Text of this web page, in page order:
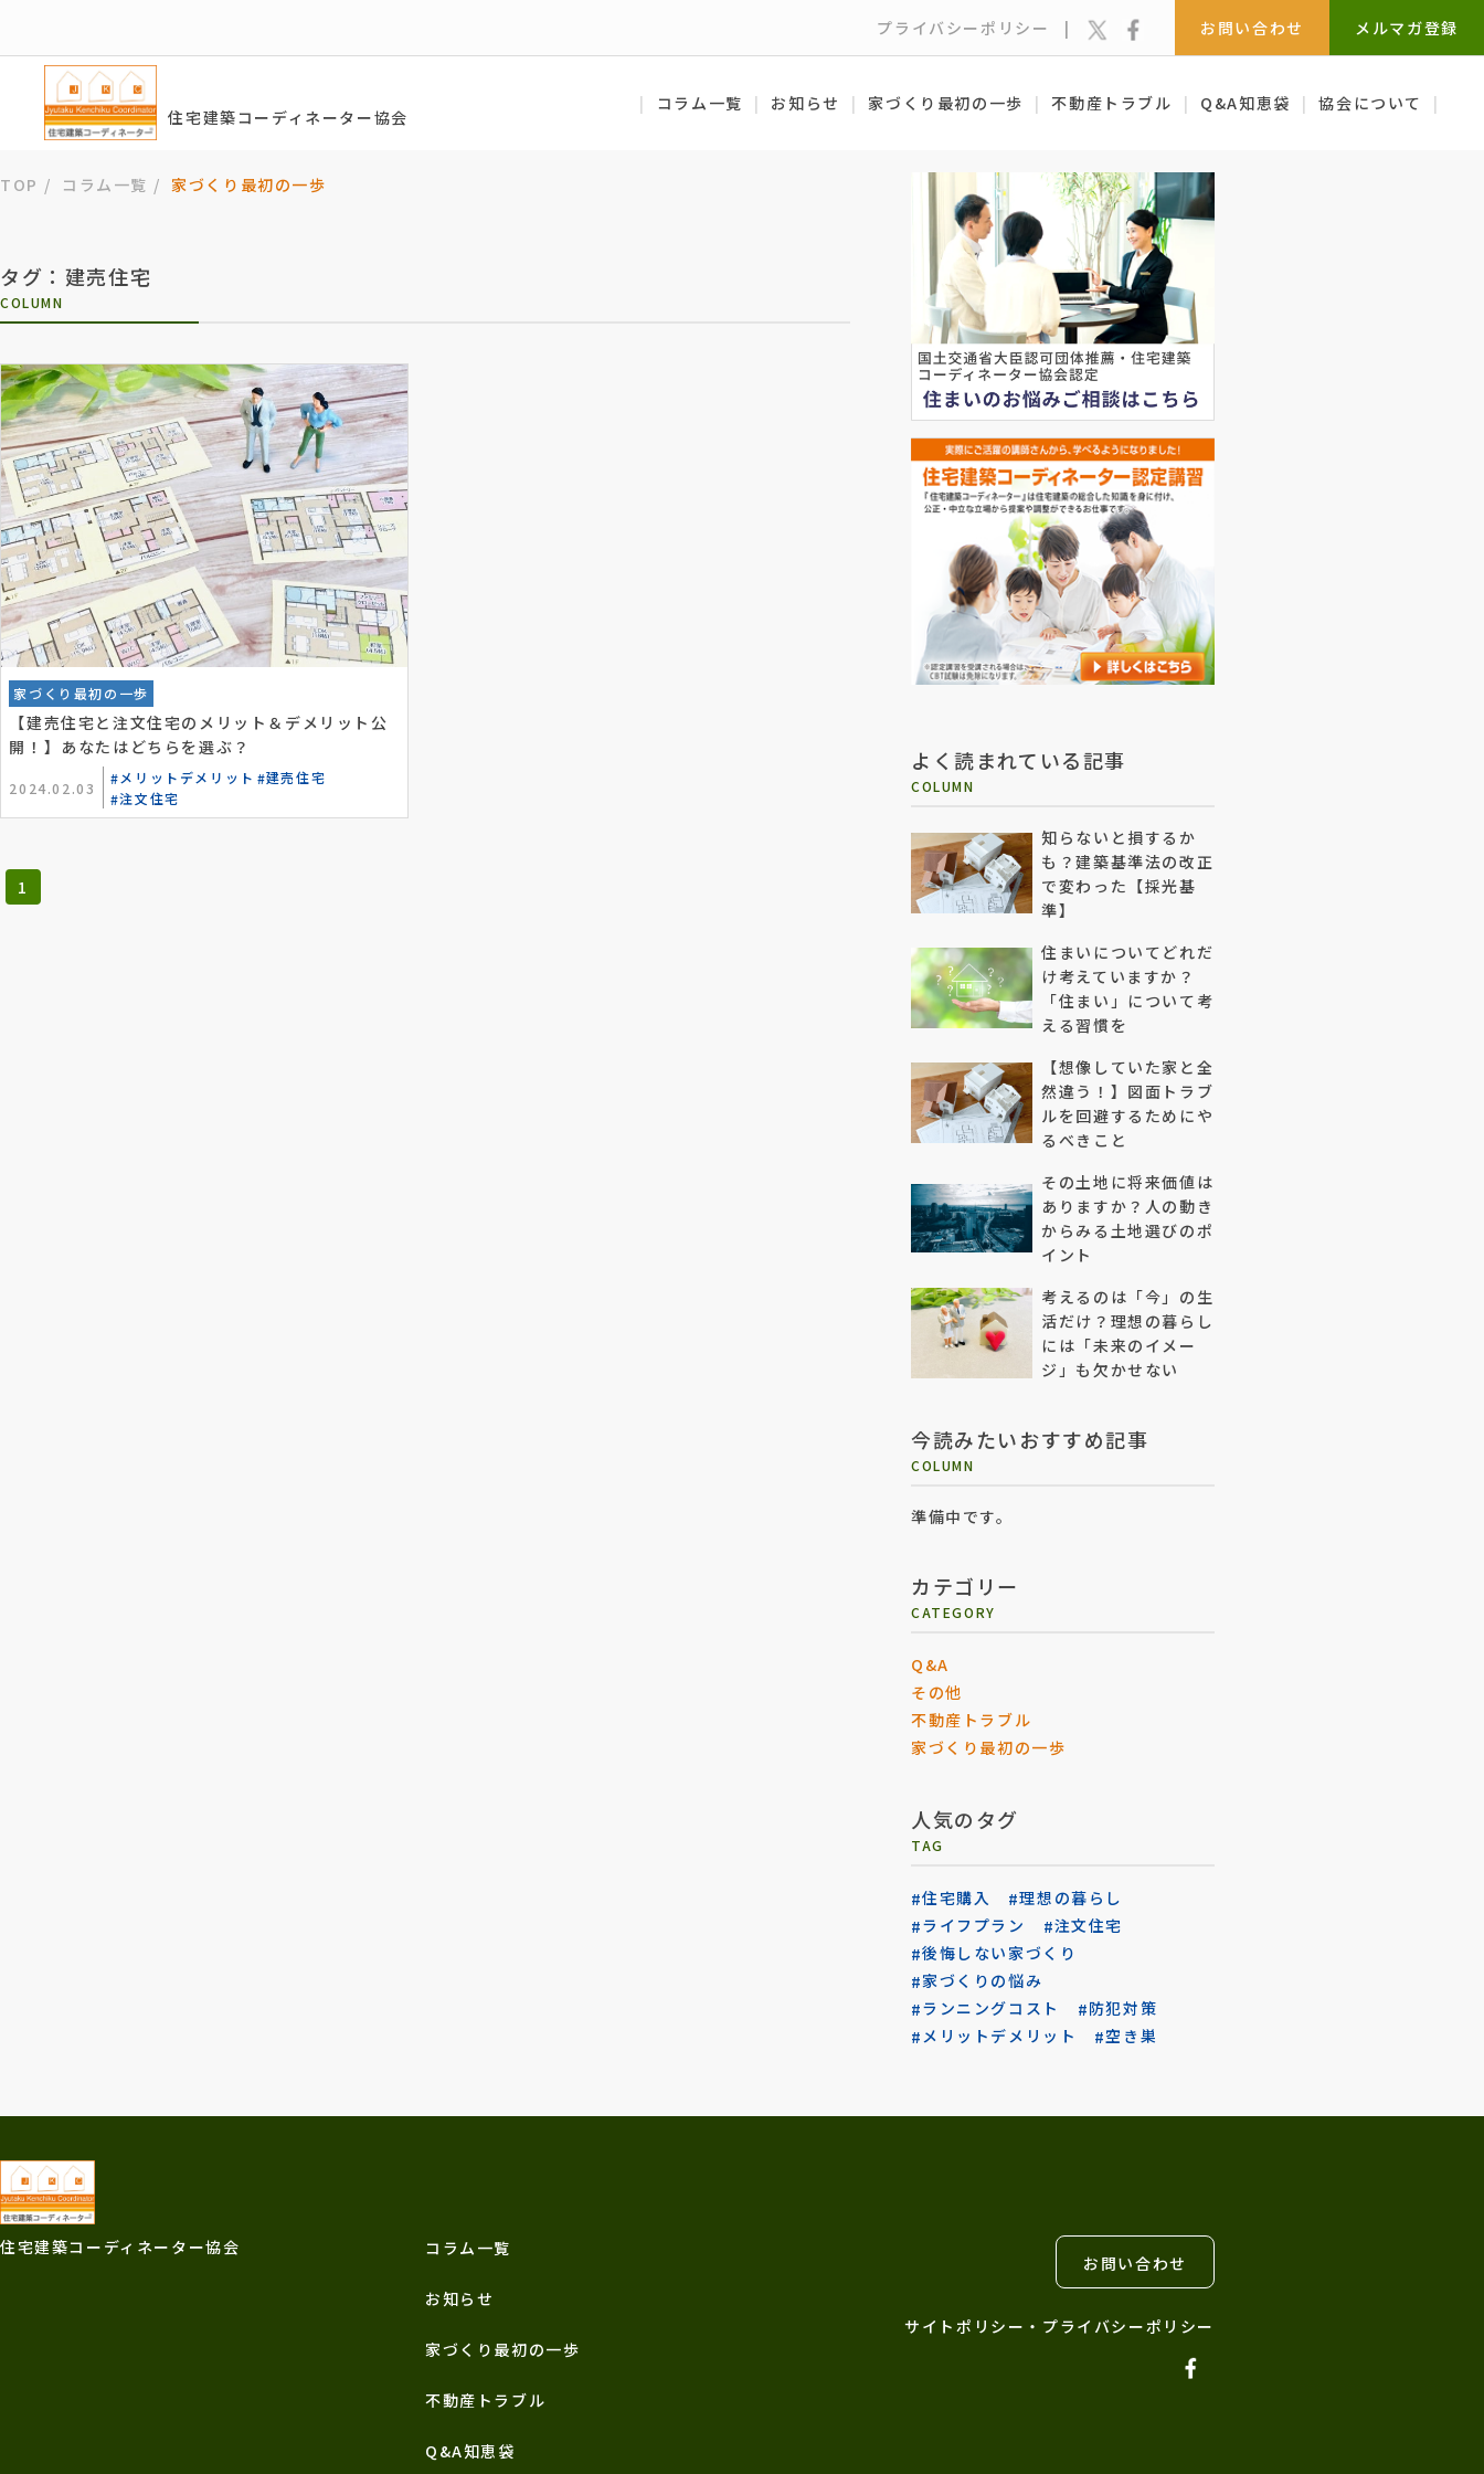
プライバシーポリシー Facebookお問い合わせ メルマガ登録
住宅建築コーディネーター協会
コラム一覧 お知らせ 家づくり最初の一歩 不動産トラブル Q&A知恵袋 協会について
TOP コラム一覧 家づくり最初の一歩
タグ：建売住宅
COLUMN
家づくり最初の一歩
【建売住宅と注文住宅のメリット＆デメリット公
開！】あなたはどちらを選ぶ？
2024.02.03
メリットデメリット
建売住宅
注文住宅
1
よく読まれている記事
COLUMN
知らないと損するか
も？建築基準法の改正
で変わった【採光基
準】
住まいについてどれだ
け考えていますか？
「住まい」について考
える習慣を
【想像していた家と全
然違う！】図面トラブ
ルを回避するためにや
るべきこと
その土地に将来価値は
ありますか？人の動き
からみる土地選びのポ
イント
考えるのは「今」の生
活だけ？理想の暮らし
には「未来のイメー
ジ」も欠かせない
今読みたいおすすめ記事
COLUMN
準備中です。
カテゴリー
CATEGORY
Q&A
その他
不動産トラブル
家づくり最初の一歩
人気のタグ
TAG
住宅購入
理想の暮らし
ライフプラン
注文住宅
後悔しない家づくり
家づくりの悩み
ランニングコスト
防犯対策
メリットデメリット
空き巣
住宅建築コーディネーター協会 コラム一覧
お知らせ
家づくり最初の一歩
不動産トラブル
Q&A知恵袋
お問い合わせ
サイトポリシー・プライバシーポリシー